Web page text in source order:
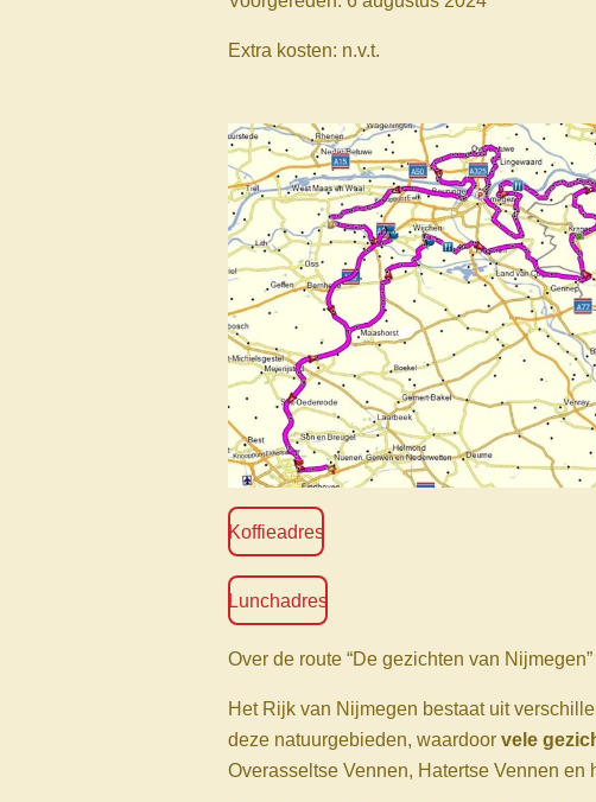
Extra kosten: n.v.t.
Koffieadres
Lunchadres
Over de route “De gezichten van Nijmegen”
Het Rijk van Nijmegen bestaat uit
deze natuurgebieden, waardoor vele
Overasseltse Vennen, Hatertse Vennen en